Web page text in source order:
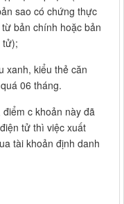
sao có chứng thực
bản chính hoặc bản
tử);
xanh, kiểu thẻ căn
06 tháng.
c khoản này đã
tử thì việc xuất
tài khoản định danh